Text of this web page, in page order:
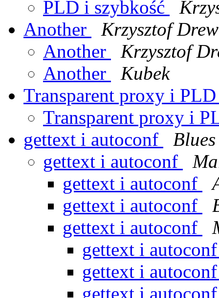
PLD i szybkość
Another
Krzysztof
Another
Krzysztof
Another
Kubek
Transparent proxy i
Transparent proxy i
gettext i autoconf
Blues
gettext i autoconf
gettext i autoconf
gettext i autoconf
gettext i autoconf
gettext i
gettext i
gettext i